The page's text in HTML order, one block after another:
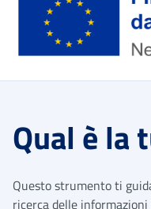
Qual è la
Questo strumento ti
ricerca delle